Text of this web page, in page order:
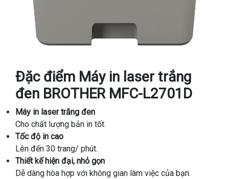
Đặc điểm Máy in laser trắng
đen BROTHER MFC-L2701D
Máy in laser trắng đen
Cho chất lượng bản in tốt.
Tốc độ in cao
Lên đến 30 trang/ phút.
Thiết kế hiện đại, nhỏ gọn
Dễ dàng hòa hợp với không gian làm việc của bạn.